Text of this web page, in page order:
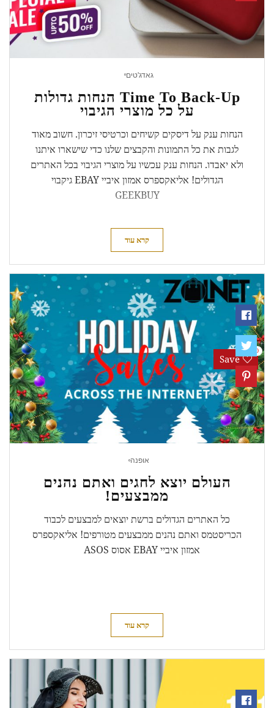
גאדג'טים
Time To Back-Up הנחות גדולות
על כל מוצרי הגיבוי
הנחות ענק על דיסקים קשיחים וכרטיסי זיכרון. חשוב מאוד
לגבות את כל התמונות והקבצים שלנו כדי שישארו איתנו
ולא יאבדו. הנחות ענק עכשיו על מוצרי הגיבוי בכל האתרים
הגדולים! אליאקספרס אמזון איביי EBAY גיקבוי
GEEKBUY
קרא עוד
Save
0
אופנה
העולם יוצא לחגים ואתם נהנים
ממבצעים!
כל האתרים הגדולים ברשת יוצאים למבצעים לכבוד
הכריסטמס ואתם נהנים ממבצעים מטורפים! אליאקספרס
אמזון איביי EBAY אסוס ASOS
קרא עוד